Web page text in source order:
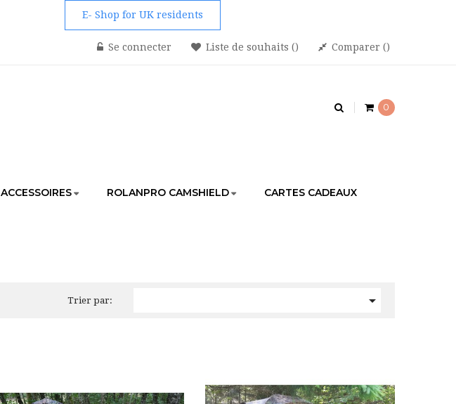
E- Shop for UK residents
Se connecter Liste de souhaits Comparer
0
ACCESSOIRES ROLANPRO CAMSHIELD CARTES CADEAUX
Trier par: 